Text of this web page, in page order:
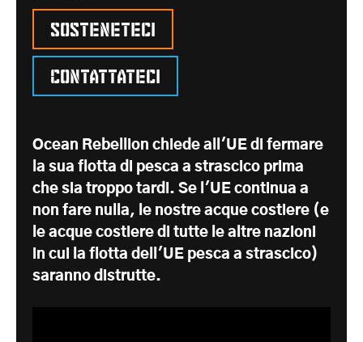
Sosteneteci
Contattateci
Ocean Rebellion chiede all'UE di fermare
la sua flotta di pesca a strascico prima
che sia troppo tardi. Se l'UE continua a
non fare nulla, le nostre acque costiere (e
le acque costiere di tutte le altre nazioni
in cui la flotta dell'UE pesca a strascico)
saranno distrutte.